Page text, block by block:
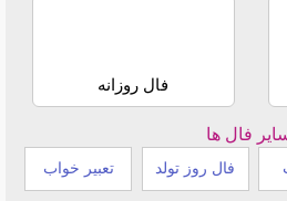
فال روزانه
فال ها
فال روز تولد تعبیر خواب